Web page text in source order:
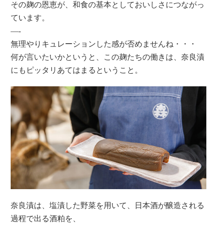
その麹の恩恵が、和食の基本としておいしさにつながっ
ています。
—-
無理やりキュレーションした感が否めませんね・・・
何が言いたいかというと、この麹たちの働きは、奈良漬
にもピッタリあてはまるということ。
奈良漬は、塩漬した野菜を用いて、日本酒が醸造される
過程で出る酒粕を、